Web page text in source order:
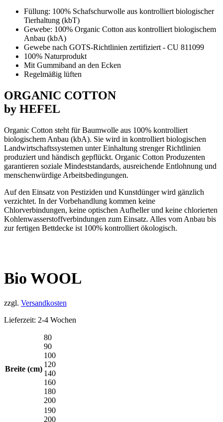
Füllung: 100% Schafschurwolle aus kontrolliert biologischer
Tierhaltung (kbT)
Gewebe: 100% Organic Cotton aus kontrolliert biologischem
Anbau (kbA)
Gewebe nach GOTS-Richtlinien zertifiziert - CU 811099
100% Naturprodukt
Mit Gummiband an den Ecken
Regelmäßig lüften
ORGANIC COTTON
by HEFEL
Organic Cotton steht für Baumwolle aus 100% kontrolliert
biologischem Anbau (kbA). Sie wird in kontrolliert biologischen
Landwirtschaftssystemen unter Einhaltung strenger Richtlinien
produziert und händisch gepflückt. Organic Cotton Produzenten
garantieren soziale Mindeststandards, ausreichende Entlohnung und
menschenwürdige Arbeitsbedingungen.
Auf den Einsatz von Pestiziden und Kunstdünger wird gänzlich
verzichtet. In der Vorbehandlung kommen keine
Chlorverbindungen, keine optischen Aufheller und keine chlorierten
Kohlenwasserstoffverbindungen zum Einsatz. Alles vom Anbau bis
zur fertigen Bettdecke ist 100% kontrolliert ökologisch.
Bio WOOL
zzgl. Versandkosten
Lieferzeit: 2-4 Wochen
Breite (cm)
80
90
100
120
140
160
180
200
190
200